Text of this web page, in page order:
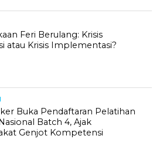
Feri Berulang: Krisis
atau Krisis Implementasi?
Buka Pendaftaran Pelatihan
Batch 4, Ajak
Genjot Kompetensi